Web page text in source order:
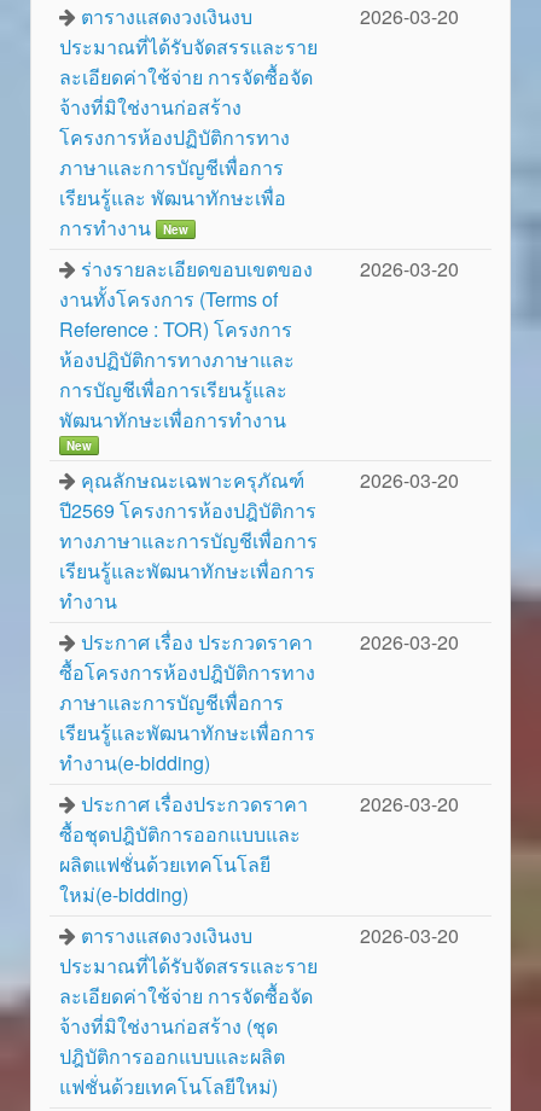
ตารางแสดงวงเงินงบ
ประมาณที่ได้รับจัดสรรและราย
ละเอียดค่าใช้จ่าย การจัดซื้อจัด
จ้างที่มิใช่งานก่อสร้าง
โครงการห้องปฏิบัติการทาง
ภาษาและการบัญชีเพื่อการ
เรียนรู้และ พัฒนาทักษะเพื่อ
การทำงาน
New
2026-03-20
ร่างรายละเอียดขอบเขตของ
งานทั้งโครงการ (Terms of
Reference : TOR) โครงการ
ห้องปฏิบัติการทางภาษาและ
การบัญชีเพื่อการเรียนรู้และ
พัฒนาทักษะเพื่อการทำงาน
New
2026-03-20
คุณลักษณะเฉพาะครุภัณฑ์
ปี2569 โครงการห้องปฎิบัติการ
ทางภาษาและการบัญชีเพื่อการ
เรียนรู้และพัฒนาทักษะเพื่อการ
ทำงาน
2026-03-20
ประกาศ เรื่อง ประกวดราคา
ซื้อโครงการห้องปฎิบัติการทาง
ภาษาและการบัญชีเพื่อการ
เรียนรู้และพัฒนาทักษะเพื่อการ
ทำงาน(e-bidding)
2026-03-20
ประกาศ เรื่องประกวดราคา
ซื้อชุดปฎิบัติการออกแบบและ
ผลิตแฟชั่นด้วยเทคโนโลยี
ใหม่(e-bidding)
2026-03-20
ตารางแสดงวงเงินงบ
ประมาณที่ได้รับจัดสรรและราย
ละเอียดค่าใช้จ่าย การจัดซื้อจัด
จ้างที่มิใช่งานก่อสร้าง (ชุด
ปฎิบัติการออกแบบและผลิต
แฟชั่นด้วยเทคโนโลยีใหม่)
2026-03-20